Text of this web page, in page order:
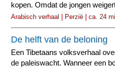
kopen. Omdat de jongen
Arabisch verhaal | Perzië | ca. 24
De helft van de beloning
Een Tibetaans volksverhaal
de paleiswacht. Wanneer een